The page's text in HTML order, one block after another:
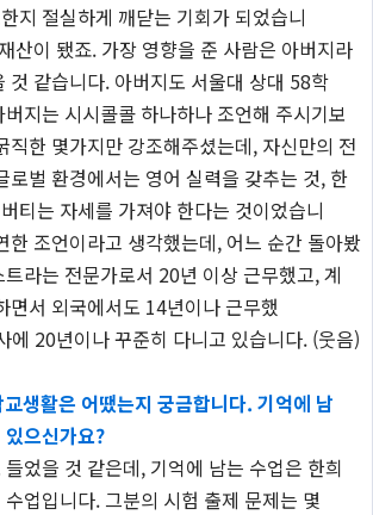
지 절실하게 깨닫는 기회가 되었습니
산이 됐죠. 가장 영향을 준 사람은 아버지라
것 같습니다. 아버지도 서울대 상대 58학
지는 시시콜콜 하나하나 조언해 주시기보
직한 몇가지만 강조해주셨는데, 자신만의 전
로벌 환경에서는 영어 실력을 갖추는 것, 한
티는 자세를 가져야 한다는 것이었습니
한 조언이라고 생각했는데, 어느 순간 돌아봤
라는 전문가로서 20년 이상 근무했고, 계
면서 외국에서도 14년이나 근무했
에 20년이나 꾸준히 다니고 있습니다. (웃음)
생활은 어땠는지 궁금합니다. 기억에 남
으신가요?
었을 것 같은데, 기억에 남는 수업은 한희
업입니다. 그분의 시험 출제 문제는 몇